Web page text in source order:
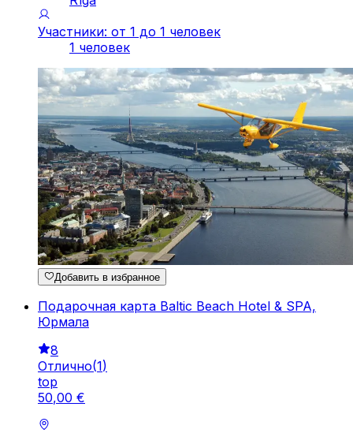
Участники: от 1 до 1 человек
1 человек
Добавить в избранное
Подарочная карта Baltic Beach Hotel & SPA,
Юрмала
8
Отлично(1)
top
50,00 €